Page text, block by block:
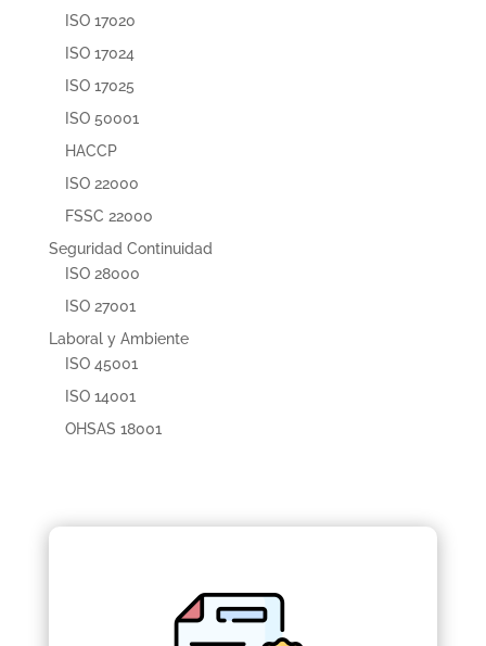
ISO 17020
ISO 17024
ISO 17025
ISO 50001
HACCP
ISO 22000
FSSC 22000
Seguridad Continuidad
ISO 28000
ISO 27001
Laboral y Ambiente
ISO 45001
ISO 14001
OHSAS 18001
Esta formación le permite aprender a los